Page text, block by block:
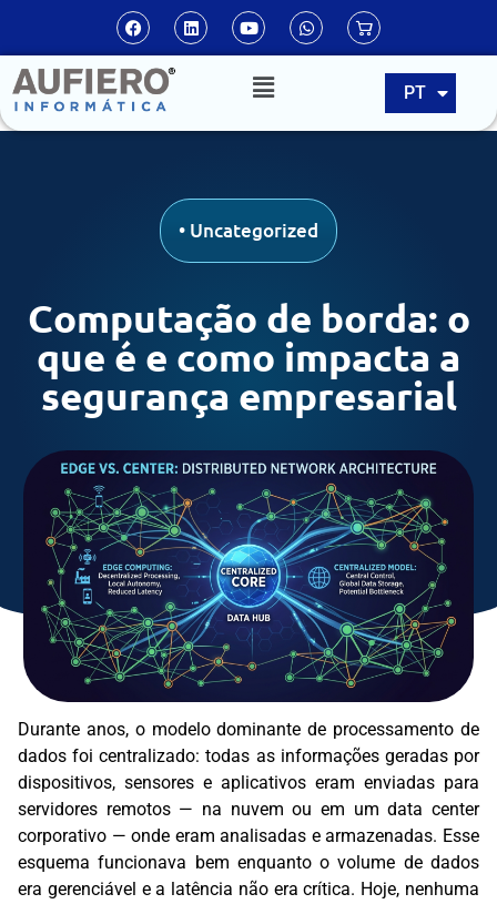
PT
EN
ES
• Uncategorized
Computação de borda: o
que é e como impacta a
segurança empresarial
Durante anos, o modelo dominante de processamento de
dados foi centralizado: todas as informações geradas por
dispositivos, sensores e aplicativos eram enviadas para
servidores remotos — na nuvem ou em um data center
corporativo — onde eram analisadas e armazenadas. Esse
esquema funcionava bem enquanto o volume de dados
era gerenciável e a latência não era crítica. Hoje, nenhuma